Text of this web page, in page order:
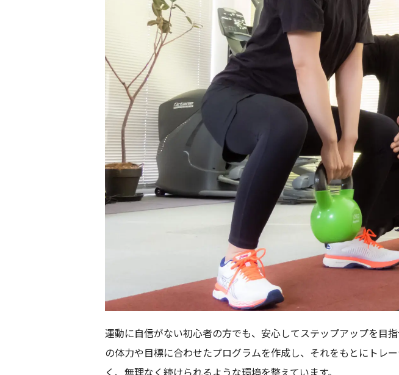
運動に自信がない初心者の方でも、安心してステップアップを目
の体力や目標に合わせたプログラムを作成し、それをもとにトレ
く、無理なく続けられるような環境を整えています。